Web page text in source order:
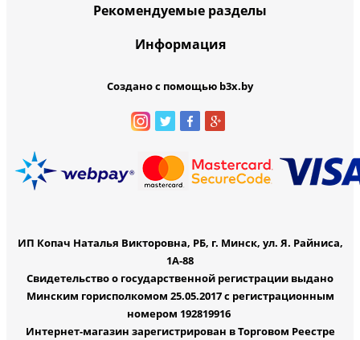
Рекомендуемые разделы
Информация
Создано с помощью b3x.by
ИП Копач Наталья Викторовна, РБ, г. Минск, ул. Я. Райниса,
1А-88
Свидетельство о государственной регистрации выдано
Минским горисполкомом 25.05.2017 с регистрационным
номером 192819916
Интернет-магазин зарегистрирован в Торговом Реестре